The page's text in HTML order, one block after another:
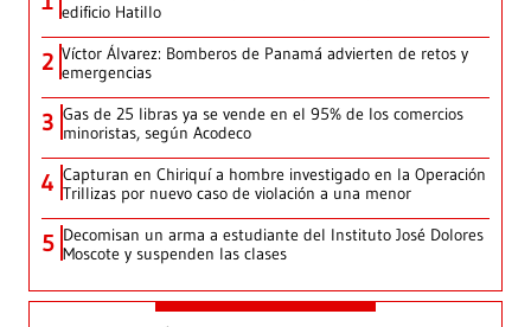
edificio Hatillo
2 Víctor Álvarez: Bomberos de Panamá advierten de retos y
emergencias
3 Gas de 25 libras ya se vende en el 95% de los comercios
minoristas, según Acodeco
4 Capturan en Chiriquí a hombre investigado en la Operación
Trillizas por nuevo caso de violación a una menor
5 Decomisan un arma a estudiante del Instituto José Dolores
Moscote y suspenden las clases